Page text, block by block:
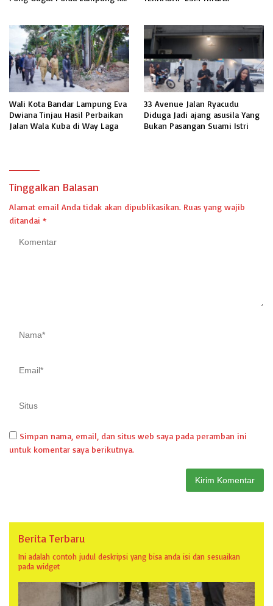
Wali Kota Bandar Lampung Eva
Dwiana Tinjau Hasil Perbaikan
Jalan Wala Kuba di Way Laga
33 Avenue Jalan Ryacudu
Diduga Jadi ajang asusila Yang
Bukan Pasangan Suami Istri
Tinggalkan Balasan
Alamat email Anda tidak akan dipublikasikan. Ruas yang wajib
ditandai *
Simpan nama, email, dan situs web saya pada peramban ini
untuk komentar saya berikutnya.
Berita Terbaru
Ini adalah contoh judul deskripsi yang bisa anda isi dan sesuaikan
pada widget